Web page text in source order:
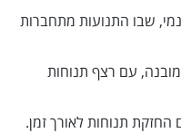
שבו התנועות מתחברות
עם רצף תנוחות
החזקת תנוחות לאורך זמן.